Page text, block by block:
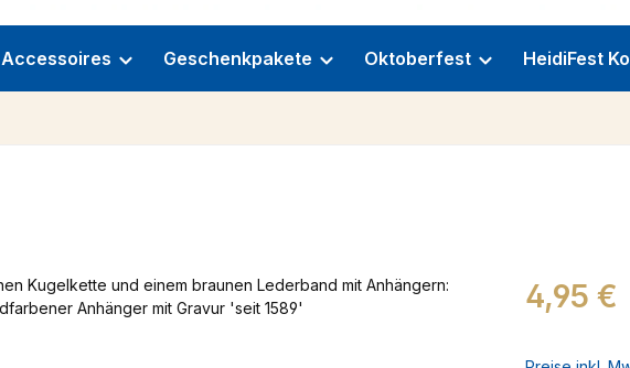
Accessoires Geschenkpakete Oktoberfest HeidiFest
Regulärer Preis:
4,95 €